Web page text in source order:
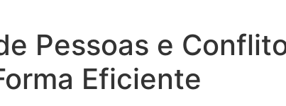
Pessoas e
Eficiente